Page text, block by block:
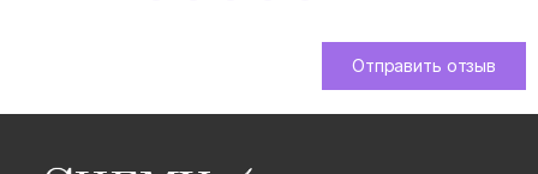
Отправить отзыв